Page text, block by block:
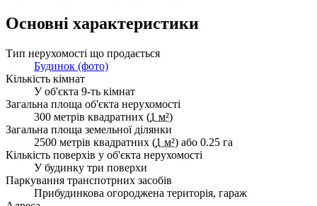
Основні характеристики
Тип нерухомості що продається
Будинок (фото)
Кількість кімнат
У об'єкта 9-ть кімнат
Загальна площа об'єкта нерухомості
300 метрів квадратних (1 м²)
Загальна площа земельної ділянки
2500 метрів квадратних (1 м²) або 0.25 га
Кількість поверхів у об'єкта нерухомості
У будинку три поверхи
Паркування транспотрних засобів
Прибудинкова огороджена територія, гараж